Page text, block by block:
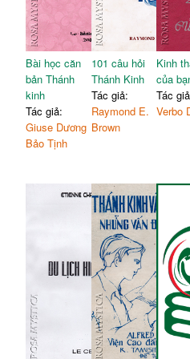
địa phương
• BA: TIỂU SỬ VÀ CÔNG
TRÌNH
71
I. Cố Chính Linh
71
II. Ông Phan Khôi
III. Lm Gérard Gagnon
90
IV. Lm Trần Đức Huân
95
V. Lm Nguyên Thế Thuấn
VI. Đức Hồng Y Trịnh Văn
Bài học căn
bản Thánh
kinh
Tác giả:
Giuse Dương
Bảo Tịnh
101 câu hỏi
Thánh Kinh
Tác giả:
Raymond E.
Brown
Kinh
của
Tác
Verbo